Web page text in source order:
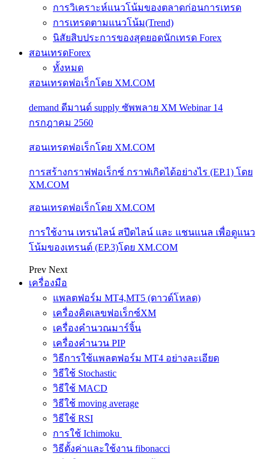
การวิเคราะห์แนวโน้มของตลาดก่อนการเทรด
การเทรดตามแนวโน้ม(Trend)
นิสัยสิบประการของสุดยอดนักเทรด Forex
สอนเทรดForex
ทั้งหมด
สอนเทรดฟอเร็กโดย XM.COM
demand ดีมานด์ supply ซัพพลาย XM Webinar 14
กรกฎาคม 2560
สอนเทรดฟอเร็กโดย XM.COM
การสร้างกราฟฟอเร็กซ์ กราฟเกิดได้อย่างไร (EP.1) โดย
XM.COM
สอนเทรดฟอเร็กโดย XM.COM
การใช้งาน เทรนไลน์ สปีดไลน์ และ แชนแนล เพื่อดูแนว
โน้มของเทรนด์ (EP.3)โดย XM.COM
Prev Next
เครื่องมือ
แพลตฟอร์ม MT4,MT5 (ดาวด์โหลด)
เครื่องคิดเลขฟอเร็กซ์XM
เครื่องคำนวณมาร์จิ้น
เครื่องคำนวน PIP
วิธีการใช้แพลตฟอร์ม MT4 อย่างละเอียด
วิธีใช้ Stochastic
วิธีใช้ MACD
วิธีใช้ moving average
วิธีใช้ RSI
การใช้ Ichimoku
วิธีตั้งค่าและใช้งาน fibonacci